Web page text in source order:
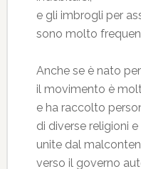
e gli imbrogli per
sono molto
Anche se è nato
il movimento è
e ha raccolto
di diverse religioni e
unite dal
verso il governo